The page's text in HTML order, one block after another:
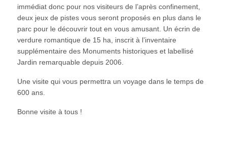
immédiat donc pour nos visiteurs de l’après confinement,
deux jeux de pistes vous seront proposés en plus dans le
parc pour le découvrir tout en vous amusant. Un écrin de
verdure romantique de 15 ha, inscrit à l’inventaire
supplémentaire des Monuments historiques et labellisé
Jardin remarquable depuis 2006.
Une visite qui vous permettra un voyage dans le temps de
600 ans.
Bonne visite à tous !